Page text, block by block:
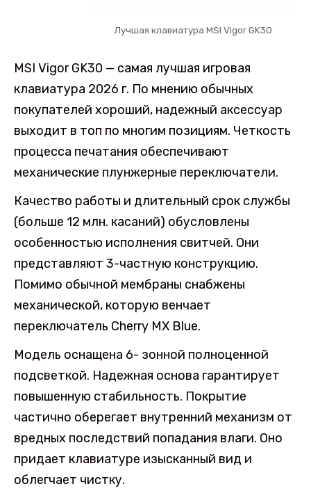
Лучшая клавиатура MSI Vigor GK30
MSI Vigor GK30 — самая лучшая игровая
клавиатура 2026 г. По мнению обычных
покупателей хороший, надежный аксессуар
выходит в топ по многим позициям. Четкость
процесса печатания обеспечивают
механические плунжерные переключатели.
Качество работы и длительный срок службы
(больше 12 млн. касаний) обусловлены
особенностью исполнения свитчей. Они
представляют 3-частную конструкцию.
Помимо обычной мембраны снабжены
механической, которую венчает
переключатель Cherry MX Blue.
Модель оснащена 6- зонной полноценной
подсветкой. Надежная основа гарантирует
повышенную стабильность. Покрытие
частично оберегает внутренний механизм от
вредных последствий попадания влаги. Оно
придает клавиатуре изысканный вид и
облегчает чистку.